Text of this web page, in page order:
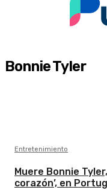
Bonnie Tyler
Entretenimiento
Muere Bonnie
corazón’, en